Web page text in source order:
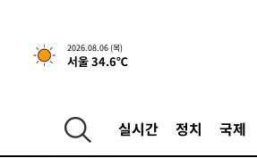
2026.08.06 (목)
서울 34.6℃
실시간 정치 국제
-23393초 전 >[속보]합참 "북, 동해상으로
-22789초 전 >'낮 최고 39도' 불볕더위…한
-22410초 전 >
"韓 외환시장 개입 관측 배
-22237초 전 >